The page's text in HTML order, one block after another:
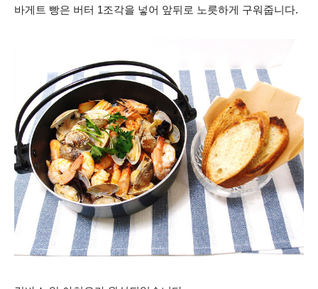
바게트 빵은 버터 1조각을 넣어 앞뒤로 노릇하게 구워줍니다.